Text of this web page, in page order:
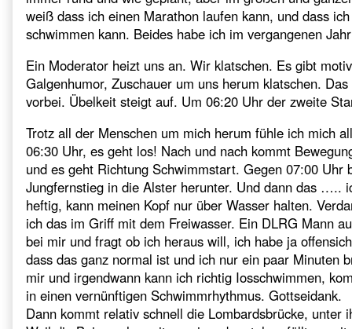
weiß dass ich einen Marathon laufen kann, und dass
schwimmen kann. Beides habe ich im vergangenen
Ein Moderator heizt uns an. Wir klatschen. Es gibt
Galgenhumor, Zuschauer um uns herum klatschen.
vorbei. Übelkeit steigt auf. Um 06:20 Uhr der zweite
Trotz all der Menschen um mich herum fühle ich mich
06:30 Uhr, es geht los! Nach und nach kommt
und es geht Richtung Schwimmstart. Gegen 07:00 Uhr
Jungfernstieg in die Alster herunter. Und dann das …..
heftig, kann meinen Kopf nur über Wasser halten.
ich das im Griff mit dem Freiwasser. Ein DLRG Mann
bei mir und fragt ob ich heraus will, ich habe ja
dass das ganz normal ist und ich nur ein paar Minuten
mir und irgendwann kann ich richtig Iosschwimmen,
in einen vernünftigen Schwimmrhythmus. Gottseidank.
Dann kommt relativ schnell die Lombardsbrücke, unter